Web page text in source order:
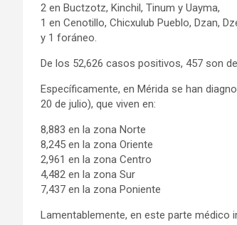
2 en Buctzotz, Kinchil, Tinum y Uayma,
1 en Cenotillo, Chicxulub Pueblo, Dzan,
y 1 foráneo.
De los 52,626 casos positivos, 457 son
Específicamente, en Mérida se han
20 de julio), que viven en:
8,883 en la zona Norte
8,245 en la zona Oriente
2,961 en la zona Centro
4,482 en la zona Sur
7,437 en la zona Poniente
Lamentablemente, en este parte